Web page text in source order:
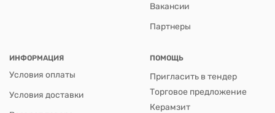
Вакансии
Партнеры
ИНФОРМАЦИЯ
Условия оплаты
Условия доставки
ПОМОЩЬ
Пригласить в тендер
Торговое предложение
Керамзит